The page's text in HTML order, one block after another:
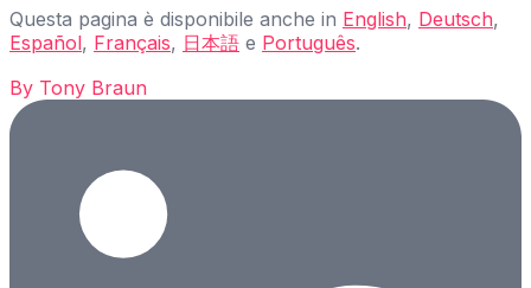
Questa pagina è disponibile anche in English, Deutsch,
Español, Français, 日本語 e Português.
By Tony Braun